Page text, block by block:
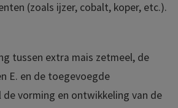
(zoals ijzer, cobalt, koper, etc.).
tussen extra mais zetmeel, de
E. en de toegevoegde
de vorming en ontwikkeling van de